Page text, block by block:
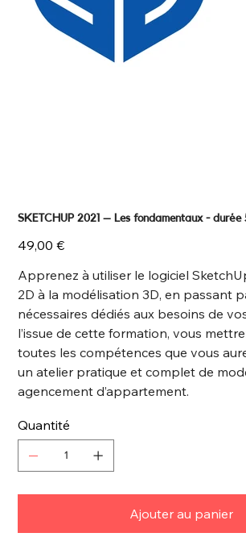
SKETCHUP 2021 – Les fondamentaux - durée
Prix
49,00 €
Apprenez à utiliser le logiciel
2D à la modélisation 3D, en passant
nécessaires dédiés aux besoins de
l’issue de cette formation, vous
toutes les compétences que vous
un atelier pratique et complet de
agencement d’appartement.
Quantité
Ajouter au panier